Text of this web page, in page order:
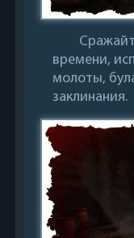
времени,
молоты,
заклинания.